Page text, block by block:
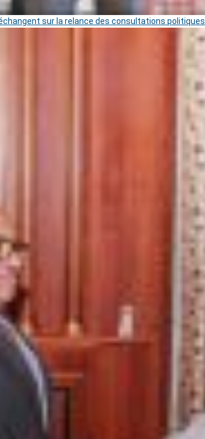
sur la relance des consultations politiques